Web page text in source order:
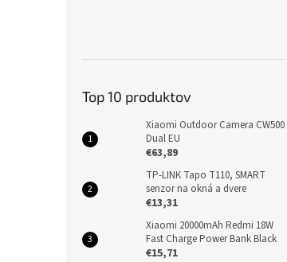
Top 10 produktov
Xiaomi Outdoor Camera CW500
Dual EU
€63,89
TP-LINK Tapo T110, SMART
senzor na okná a dvere
€13,31
Xiaomi 20000mAh Redmi 18W
Fast Charge Power Bank Black
€15,71